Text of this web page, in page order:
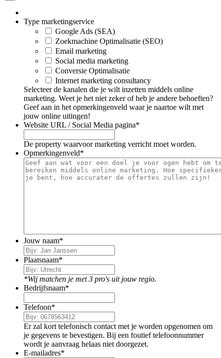
Type marketingservice
Google Ads (SEA)
Zoekmachine Optimalisatie (SEO)
Email marketing
Social media marketing
Conversie Optimalisatie
Internet marketing consultancy
Selecteer de kanalen die je wilt inzetten middels online
marketing. Weet je het niet zeker of heb je andere behoeften?
Geef aan in het opmerkingenveld waar je naartoe wilt met
jouw online uitingen!
Website URL / Social Media pagina*
De property waarvoor marketing verricht moet worden.
Opmerkingenveld*
Jouw naam*
Plaatsnaam*
*Wij matchen je met 3 pro's uit jouw regio.
Bedrijfsnaam*
Telefoon*
Er zal kort telefonisch contact met je worden opgenomen om
je gegevens te bevestigen. Bij een foutief telefoonnummer
wordt je aanvraag helaas niet doorgezet.
E-mailadres*